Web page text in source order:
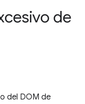
de
del DOM de